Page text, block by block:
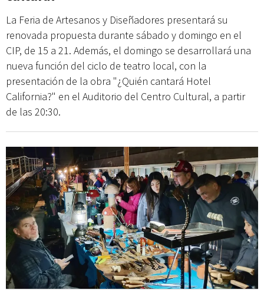
La Feria de Artesanos y Diseñadores presentará su
renovada propuesta durante sábado y domingo en el
CIP, de 15 a 21. Además, el domingo se desarrollará una
nueva función del ciclo de teatro local, con la
presentación de la obra "¿Quién cantará Hotel
California?" en el Auditorio del Centro Cultural, a partir
de las 20:30.